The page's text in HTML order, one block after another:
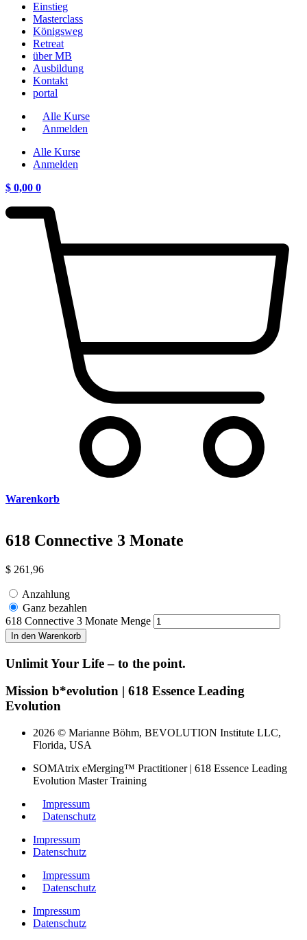
Einstieg
Masterclass
Königsweg
Retreat
über MB
Ausbildung
Kontakt
portal
Alle Kurse
Anmelden
Alle Kurse
Anmelden
$ 0,00 0
Warenkorb
618 Connective 3 Monate
$ 261,96
Anzahlung
Ganz bezahlen
618 Connective 3 Monate Menge
In den Warenkorb
Unlimit Your Life – to the point.
Mission b*evolution | 618 Essence Leading
Evolution
2026 © Marianne Böhm, BEVOLUTION Institute LLC,
Florida, USA
SOMAtrix eMerging™ Practitioner | 618 Essence Leading
Evolution Master Training
Impressum
Datenschutz
Impressum
Datenschutz
Impressum
Datenschutz
Impressum
Datenschutz